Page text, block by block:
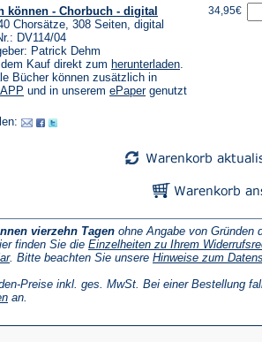
können - Chorbuch - digital
Chorsätze, 308 Seiten, digital
DV114/04
Patrick Dehm
Kauf direkt zum herunterladen(Öffnet
einem
.
Bücher können zusätzlich in
APP (Öffnet
neuen
und in unserem ePaper(Öffnet
genutzt
34,95€
vierzehn Tagen ohne Angabe von Gründen
finden Sie die Einzelheiten zu Ihrem
(Öffnet
einem
neuen
. Bitte beachten Sie unsere Hinweise zum
Preise inkl. ges. MwSt. Bei einer Bestellung
(Öffnet
an.